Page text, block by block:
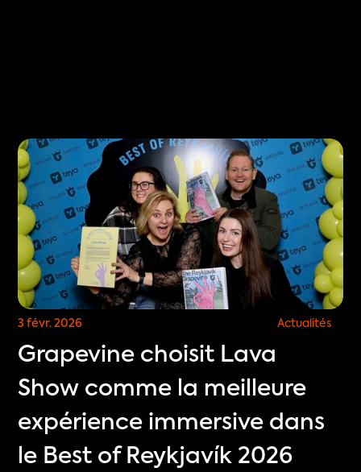
3 févr. 2026 Actualités
Grapevine choisit Lava
Show comme la meilleure
expérience immersive dans
le Best of Reykjavík 2026